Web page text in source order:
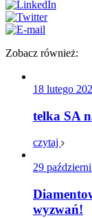
Zobacz również:
18 lutego
telka SA
czytaj
29
wyzwań!